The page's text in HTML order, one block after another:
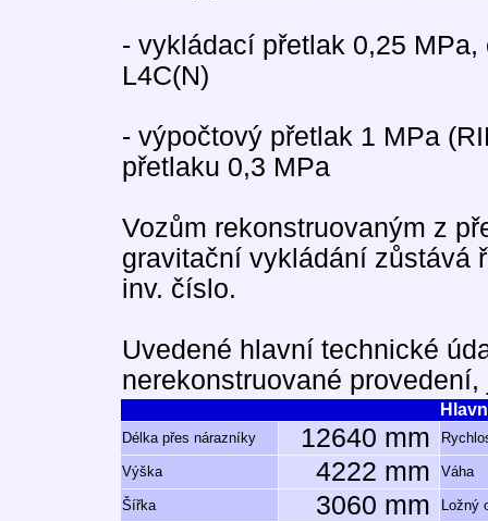
- vykládací přetlak 0,25
L4C(N)
- výpočtový přetlak 1 MPa
přetlaku 0,3 MPa
Vozům rekonstruovaným z
gravitační vykládání zůstává
inv. číslo.
Uvedené hlavní technické
nerekonstruované
Délka přes nárazníky 12640 mm
Výška 4222 mm Váha
Šířka 3060 mm Ložný